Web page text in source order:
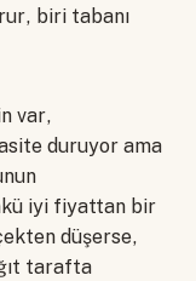
biri tabanı
var,
duruyor ama
iyi fiyattan bir
düşerse,
tarafta